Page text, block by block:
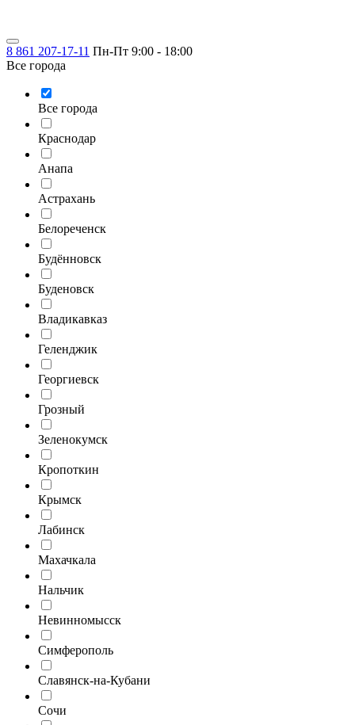
8 861 207-17-11 Пн-Пт 9:00 - 18:00
Все города
Все города
Краснодар
Анапа
Астрахань
Белореченск
Будённовск
Буденовск
Владикавказ
Геленджик
Георгиевск
Грозный
Зеленокумск
Кропоткин
Крымск
Лабинск
Махачкала
Нальчик
Невинномысск
Симферополь
Славянск-на-Кубани
Сочи